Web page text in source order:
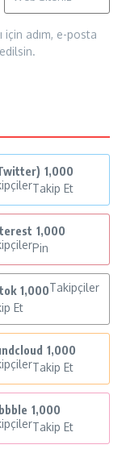
için adım, e-posta
1,000
Takip Et
1,000
Pin
1,000Takipçiler
Et
1,000
Takip Et
1,000
Takip Et